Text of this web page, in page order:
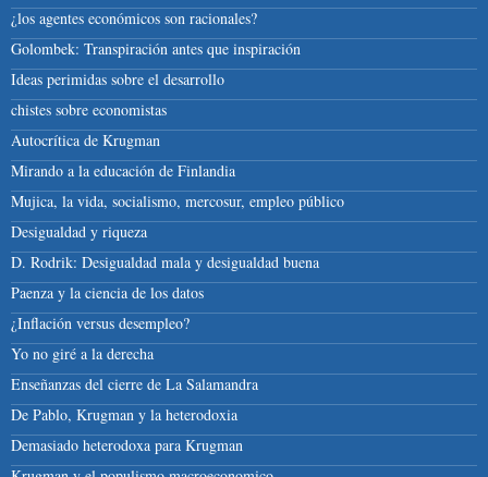
¿los agentes económicos son racionales?
Golombek: Transpiración antes que inspiración
Ideas perimidas sobre el desarrollo
chistes sobre economistas
Autocrítica de Krugman
Mirando a la educación de Finlandia
Mujica, la vida, socialismo, mercosur, empleo público
Desigualdad y riqueza
D. Rodrik: Desigualdad mala y desigualdad buena
Paenza y la ciencia de los datos
¿Inflación versus desempleo?
Yo no giré a la derecha
Enseñanzas del cierre de La Salamandra
De Pablo, Krugman y la heterodoxia
Demasiado heterodoxa para Krugman